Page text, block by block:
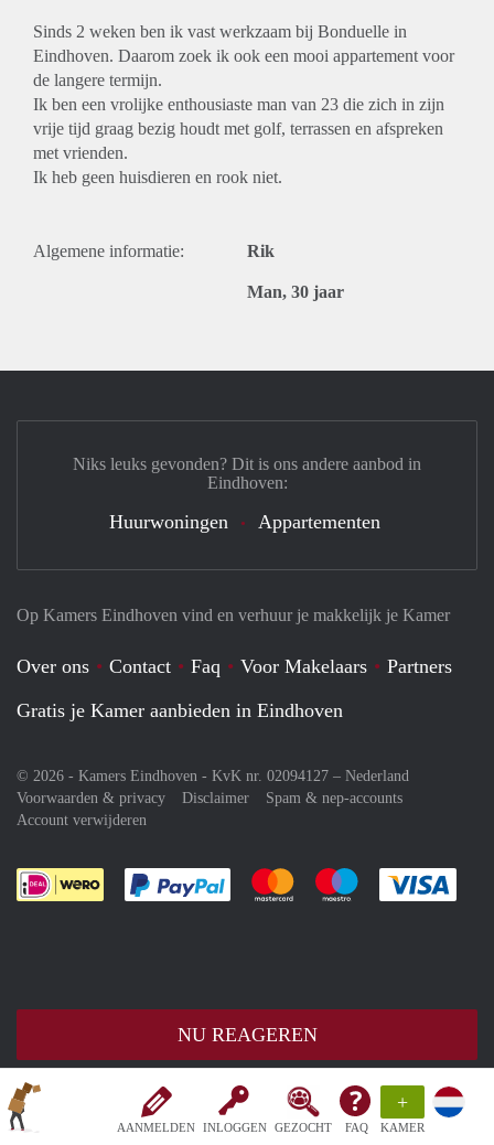
AANMELDEN INLOGGEN GEZOCHT FAQ
+
KAMER
Sinds 2 weken ben ik vast werkzaam bij Bonduelle in
Eindhoven. Daarom zoek ik ook een mooi appartement voor
de langere termijn.
Ik ben een vrolijke enthousiaste man van 23 die zich in zijn
vrije tijd graag bezig houdt met golf, terrassen en afspreken
met vrienden.
Ik heb geen huisdieren en rook niet.
Algemene informatie: Rik
Man, 30 jaar
NU REAGEREN
Op Kamers Eindhoven vind en verhuur je makkelijk je Kamer
Over ons Contact Faq Voor Makelaars
Partners
Gratis je Kamer aanbieden in Eindhoven
© 2026 - Kamers Eindhoven - KvK nr. 02094127 – Nederland
Voorwaarden & privacy
Disclaimer
Spam & nep-accounts
Account verwijderen
Je rekent gemakkelijk af met Paypal
Je rekent gemakkelijk af met
Je rekent
Niks leuks gevonden? Dit is ons andere aanbod in
Eindhoven:
Huurwoningen Appartementen